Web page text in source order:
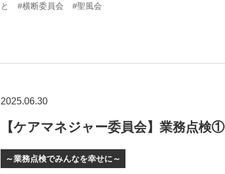
と
#横断委員会 #聖風会
2025.06.30
【ケアマネジャー委員会】業務点検①
～業務点検でみんなを幸せに～